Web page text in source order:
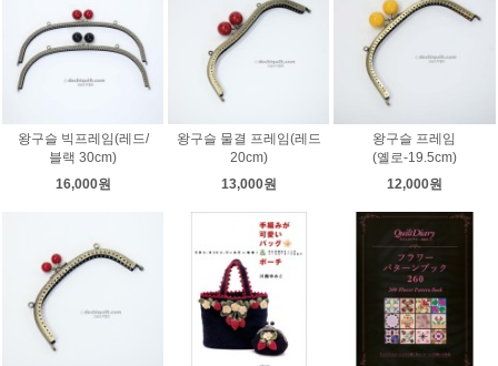
왕구슬 빅프레임(레드/
블랙 30cm)
16,000원
왕구슬 물결 프레임(레드
20cm)
13,000원
왕구슬 프레임
(옐로-19.5cm)
12,000원